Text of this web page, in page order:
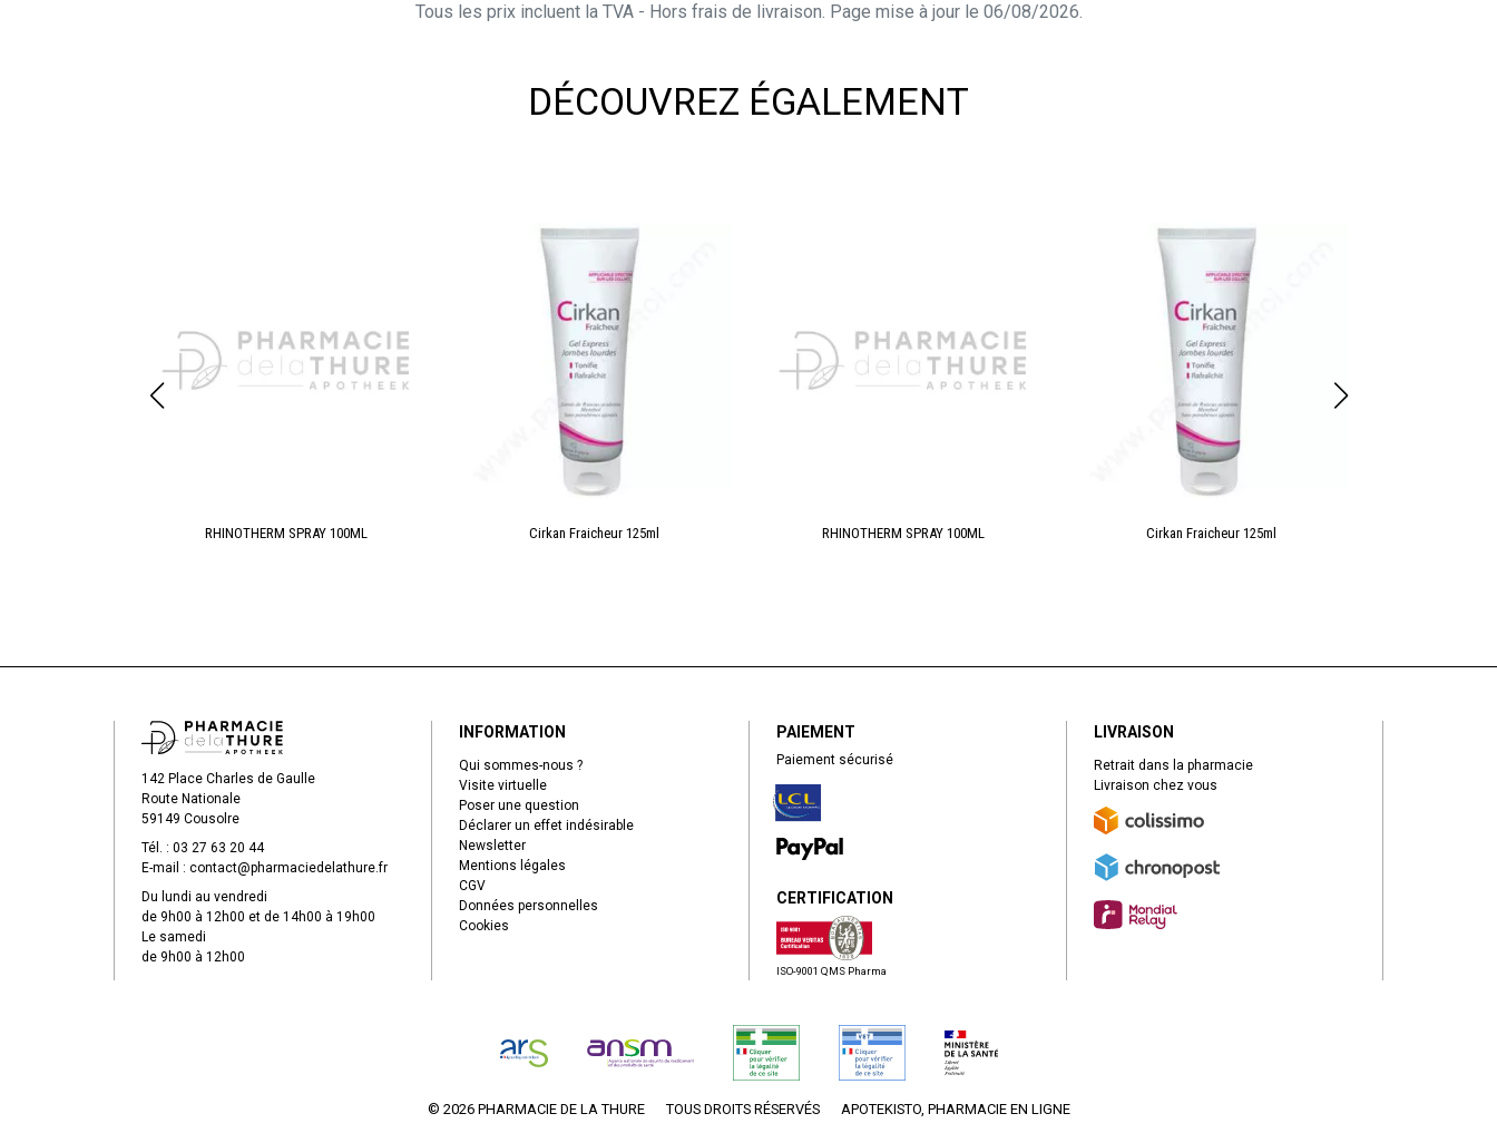
Tous les prix incluent la TVA - Hors frais de livraison. Page mise à jour le 06/08/2026.
DÉCOUVREZ ÉGALEMENT
RHINOTHERM SPRAY 100ML Cirkan Fraicheur 125ml RHINOTHERM SPRAY 100ML Cirkan Fraicheur 125ml
142 Place Charles de Gaulle
Route Nationale
59149 Cousolre
Tél. : 03 27 63 20 44
E-mail : contact@pharmaciedelathure.fr
Du lundi au vendredi
de 9h00 à 12h00 et de 14h00 à 19h00
Le samedi
de 9h00 à 12h00
INFORMATION
Qui sommes-nous ?
Visite virtuelle
Poser une question
Déclarer un effet indésirable
Newsletter
Mentions légales
CGV
Données personnelles
Cookies
PAIEMENT
Paiement sécurisé
CERTIFICATION
ISO-9001 QMS Pharma
LIVRAISON
Retrait dans la pharmacie
Livraison chez vous
© 2026 PHARMACIE DE LA THURE TOUS DROITS RÉSERVÉS APOTEKISTO, PHARMACIE EN LIGNE